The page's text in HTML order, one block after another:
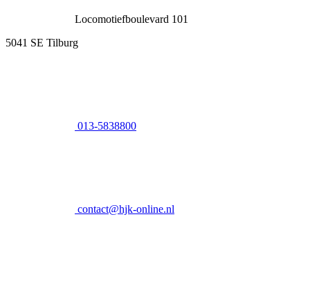
Locomotiefboulevard 101
5041 SE Tilburg
013-5838800
contact@hjk-online.nl